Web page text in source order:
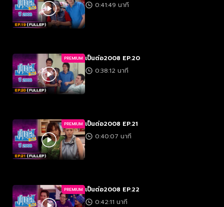
0:41:49 นาที
PREMIUM เป็นต่อ2008 EP.20
0:38:12 นาที
PREMIUM เป็นต่อ2008 EP.21
0:40:07 นาที
PREMIUM เป็นต่อ2008 EP.22
0:42:11 นาที